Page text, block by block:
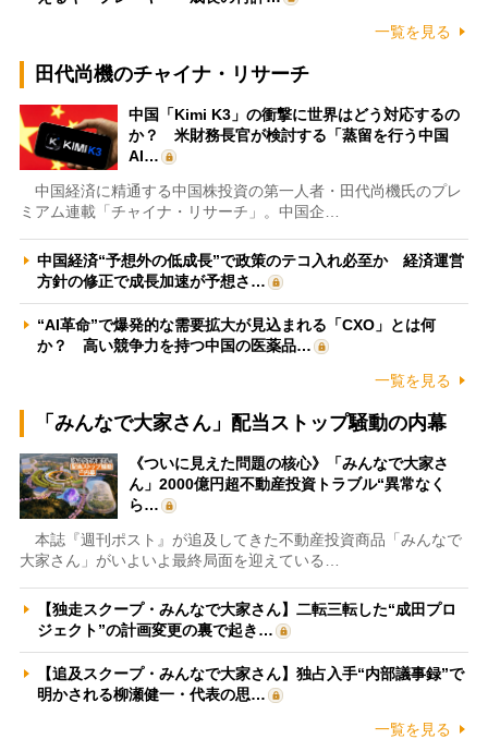
一覧を見る
田代尚機のチャイナ・リサーチ
中国「Kimi K3」の衝撃に世界はどう対応するの
か？ 米財務長官が検討する「蒸留を行う中国
AI…
中国経済に精通する中国株投資の第一人者・田代尚機氏のプレ
ミアム連載「チャイナ・リサーチ」。中国企…
中国経済“予想外の低成長”で政策のテコ入れ必至か 経済運営
方針の修正で成長加速が予想さ…
“AI革命”で爆発的な需要拡大が見込まれる「CXO」とは何
か？ 高い競争力を持つ中国の医薬品…
一覧を見る
「みんなで大家さん」配当ストップ騒動の内幕
《ついに見えた問題の核心》「みんなで大家さ
ん」2000億円超不動産投資トラブル“異常なく
ら…
本誌『週刊ポスト』が追及してきた不動産投資商品「みんなで
大家さん」がいよいよ最終局面を迎えている…
【独走スクープ・みんなで大家さん】二転三転した“成田プロ
ジェクト”の計画変更の裏で起き…
【追及スクープ・みんなで大家さん】独占入手“内部議事録”で
明かされる柳瀬健一・代表の思…
一覧を見る